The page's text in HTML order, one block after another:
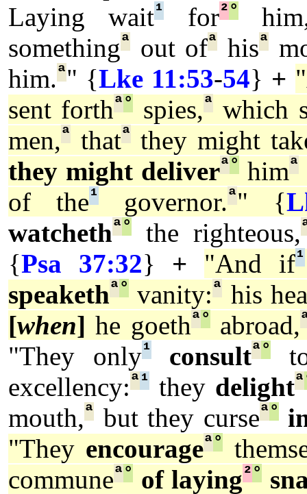
Laying wait¹ for²°
somethingª out ofª hisª
him.ª" {Lke 11:53-54} +
sent forthª° spies,ª which
men,ª thatª they might
they might deliverª°himª
of the¹governor.ª" {
watchethª° the righteous,
{Psa 37:32} + "And if¹
speakethª° vanity:ª his
[when] he goethª°abroad,
"They only¹ consultª°
excellency:ª¹ they delightª
mouth,ª but they curseª°
"They encourageª°
communeª° of laying²°